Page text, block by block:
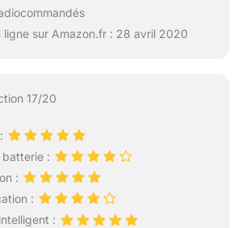
ligne sur Amazon.fr : 28 avril 2020
17/20
:
:
:
: